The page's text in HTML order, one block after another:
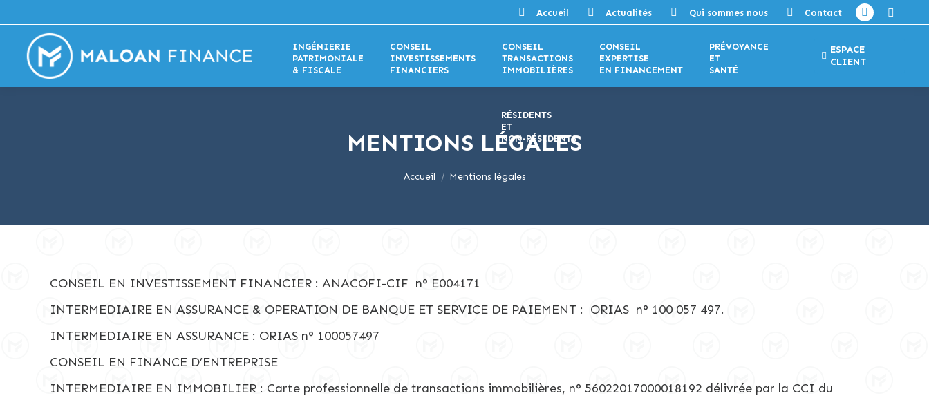
Accueil Actualités Qui sommes nous Contact
Facebook
opens
:
INGÉNIERIE
PATRIMONIALE
& FISCALE
CONSEIL
INVESTISSEMENTS
FINANCIERS
CONSEIL
TRANSACTIONS
IMMOBILIÈRES
CONSEIL
EXPERTISE
EN FINANCEMENT
PRÉVOYANCE
ET
SANTÉ
RÉSIDENTS
ET
NON-RÉSIDENTS
ESPACE
CLIENT
MENTIONS LÉGALES
Accueil Mentions légales
CONSEIL EN INVESTISSEMENT FINANCIER : ANACOFI-CIF n° E004171
INTERMEDIAIRE EN ASSURANCE & OPERATION DE BANQUE ET SERVICE DE PAIEMENT : ORIAS n° 100 057 497.
INTERMEDIAIRE EN ASSURANCE : ORIAS n° 100057497
CONSEIL EN FINANCE D’ENTREPRISE
INTERMEDIAIRE EN IMMOBILIER : Carte professionnelle de transactions immobilières, n° 56022017000018192 délivrée par la CCI du